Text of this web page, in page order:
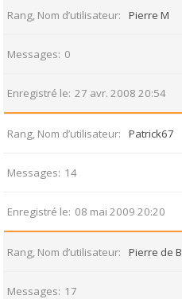
Rang, Nom d’utilisateur Pierre M
Messages 0
Enregistré le 27 avr. 2008 20:54
Rang, Nom d’utilisateur Patrick67
Messages 14
Enregistré le 08 mai 2009 20:20
Rang, Nom d’utilisateur Pierre de B
Messages 17